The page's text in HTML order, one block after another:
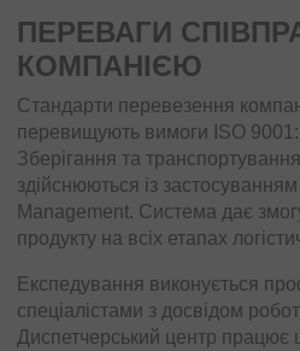
ПЕРЕВАГИ
КОМПАНІЄЮ
Стандарти перевезення
перевищують вимоги ISO
Зберігання та
здійснюються із
Management. Система дає
продукту на всіх етапах
Експедування виконується
спеціалістами з досвідом
Диспетчерський центр працює